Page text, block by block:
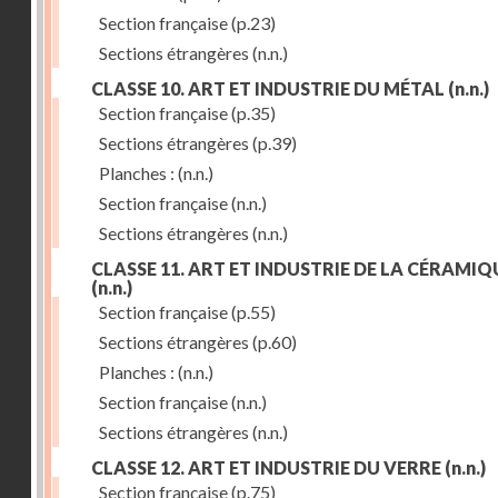
Section française(p.23)
Sections étrangères (n.n.)
CLASSE 10. ART ET INDUSTRIE DU MÉTAL (n.n.)
Section française(p.35)
Sections étrangères (p.39)
Planches : (n.n.)
Section française(n.n.)
Sections étrangères (n.n.)
CLASSE 11. ART ET INDUSTRIE DE LA
(n.n.)
Section française(p.55)
Sections étrangères (p.60)
Planches : (n.n.)
Section française(n.n.)
Sections étrangères (n.n.)
CLASSE 12. ART ET INDUSTRIE DU VERRE (n.n.)
Section française(p.75)